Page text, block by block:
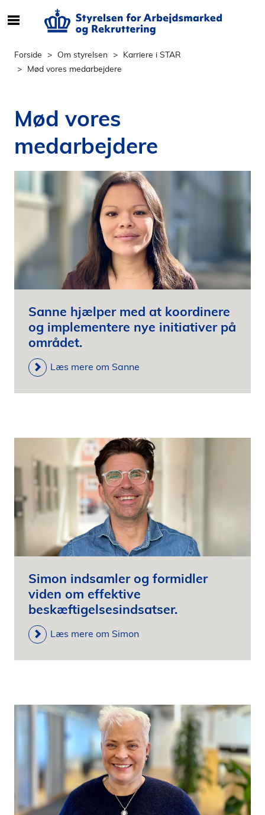
e
r
n
o
l
å
s
d
e
n
Forside Om styrelsen
Karriere i STAR
Mød vores medarbejdere
Mød vores
medarbejdere
Sanne hjælper med at koordinere
og implementere nye initiativer på
området.
Læs mere om Sanne
Simon indsamler og formidler
viden om effektive
beskæftigelsesindsatser.
Læs mere om Simon